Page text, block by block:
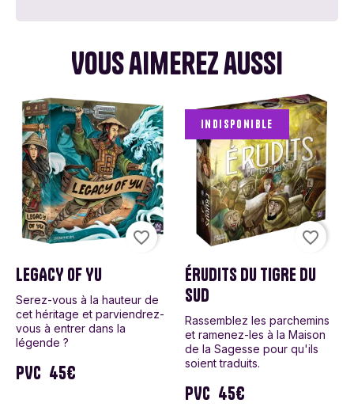
Vous aimerez aussi
LEGACY OF YU
Serez-vous à la hauteur de
cet héritage et parviendrez-
vous à entrer dans la
légende ?
PVC 45€
favorite_border
Indisponible
ÉRUDITS DU TIGRE DU
SUD
Rassemblez les parchemins
et ramenez-les à la Maison
de la Sagesse pour qu'ils
soient traduits.
PVC 45€
favorite_border